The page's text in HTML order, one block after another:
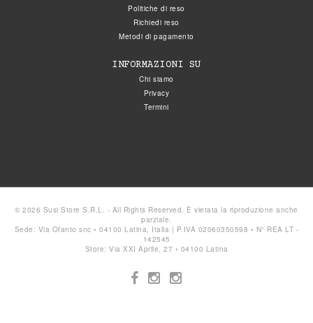
Politiche di reso
Richiedi reso
Metodi di pagamento
INFORMAZIONI SU
Chi siamo
Privacy
Termini
© 2026 Susi Store S.R.L. - All Rights Reserved. È vietata la riproduzione anche
parziale.
Sede: Via Ofanto snc • 04100 Latina, Italia | P.IVA 02060350598 • N° REA LT -
142545
Store: Via XXI Aprile, 27 • 04100 Latina